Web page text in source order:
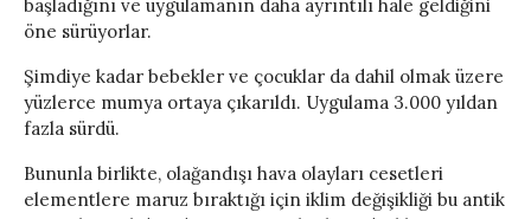
başladığını ve uygulamanın daha ayrıntılı hale geldiğini
öne sürüyorlar.
Şimdiye kadar bebekler ve çocuklar da dahil olmak üzere
yüzlerce mumya ortaya çıkarıldı. Uygulama 3.000 yıldan
fazla sürdü.
Bununla birlikte, olağandışı hava olayları cesetleri
elementlere maruz bıraktığı için iklim değişikliği bu antik